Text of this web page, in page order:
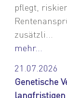
pflegt,
zusätzli...
mehr...
21.07.2026
Genetische